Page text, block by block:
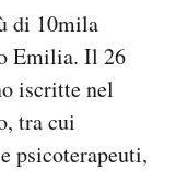
di 10mila
Emilia. Il 26
iscritte nel
tra cui
psicoterapeuti,